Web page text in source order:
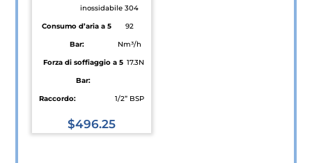
inossidabile 304
Consumo d’aria a 5
Bar:
92
Nm³/h
Forza di soffiaggio a 5
Bar:
17.3N
Raccordo: 1/2” BSP
$496.25